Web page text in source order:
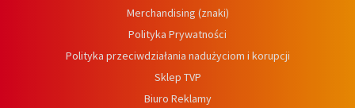
Merchandising (znaki)
Polityka Prywatności
Polityka przeciwdziałania nadużyciom i korupcji
Sklep TVP
Biuro Reklamy